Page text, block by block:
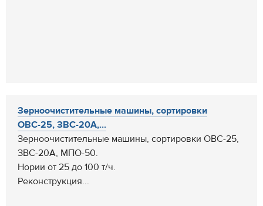
Зерноочистительные машины, сортировки
ОВС-25, ЗВС-20А,...
Зерноочистительные машины, сортировки ОВС-25,
ЗВС-20А, МПО-50.
Нории от 25 до 100 т/ч.
Реконструкция...